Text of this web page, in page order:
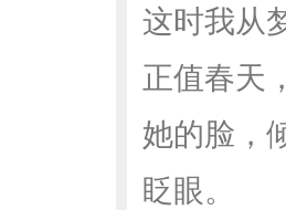
这时我从
正值春天
她的脸，
眨眼。